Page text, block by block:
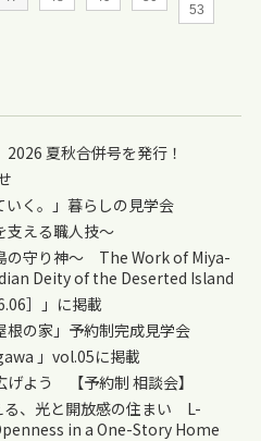
53
夏秋合併号を発行！
いく。」暮らしの見学会
支える職人技〜
の守り神～ The Work of Miya-
Deity of the Deserted Island
］」に掲載
根の家」予約制完成見学会
」vol.05に掲載
げよう 【予約制 相談会】
る、光と開放感の住まい L-
in a One-Story Home